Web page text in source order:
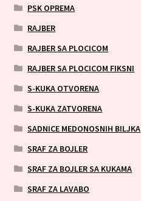
PSK OPREMA
RAJBER
RAJBER SA PLOCICOM
RAJBER SA PLOCICOM FIKSNI
S-KUKA OTVORENA
S-KUKA ZATVORENA
SADNICE MEDONOSNIH BILJKA
SRAF ZA BOJLER
SRAF ZA BOJLER SA KUKAMA
SRAF ZA LAVABO